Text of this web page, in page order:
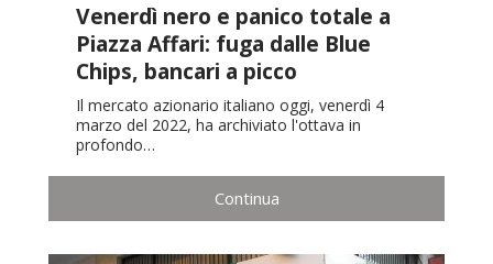
Venerdì nero e panico totale a
Piazza Affari: fuga dalle Blue
Chips, bancari a picco
Il mercato azionario italiano oggi, venerdì 4
marzo del 2022, ha archiviato l'ottava in
profondo…
Continua